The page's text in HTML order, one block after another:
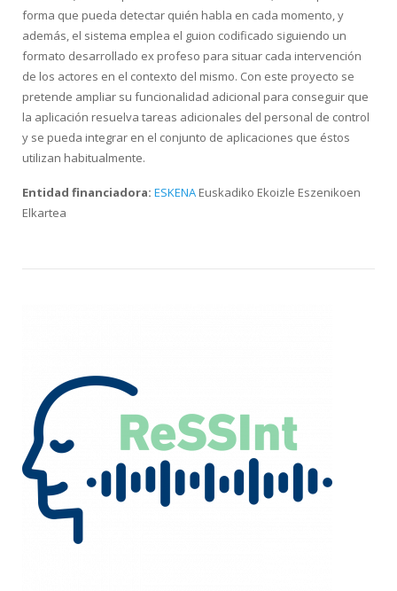
forma que pueda detectar quién habla en cada momento, y
además, el sistema emplea el guion codificado siguiendo un
formato desarrollado ex profeso para situar cada intervención
de los actores en el contexto del mismo. Con este proyecto se
pretende ampliar su funcionalidad adicional para conseguir que
la aplicación resuelva tareas adicionales del personal de control
y se pueda integrar en el conjunto de aplicaciones que éstos
utilizan habitualmente.
Entidad financiadora: ESKENA Euskadiko Ekoizle Eszenikoen
Elkartea